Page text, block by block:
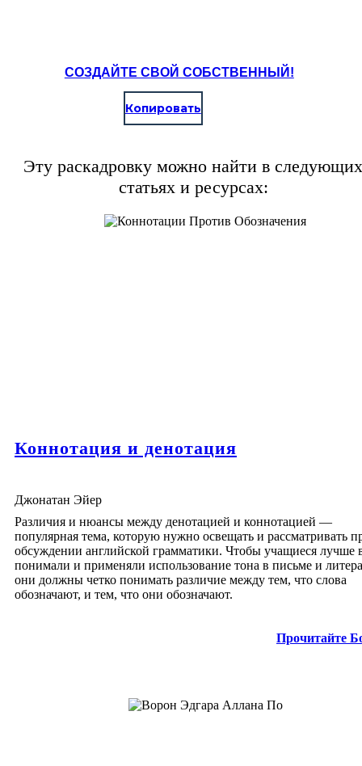
СОЗДАЙТЕ СВОЙ СОБСТВЕННЫЙ!
Копировать
Эту раскадровку можно найти в следующих
статьях и ресурсах:
Коннотация и денотация
Джонатан Эйер
Различия и нюансы между денотацией и коннотацией —
популярная тема, которую нужно освещать и рассматривать
обсуждении английской грамматики. Чтобы учащиеся лучше
понимали и применяли использование тона в письме и
они должны четко понимать различие между тем, что слова
обозначают, и тем, что они обозначают.
Прочитайте